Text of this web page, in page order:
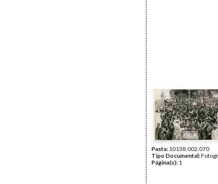
Pasta: 10138.002.070
Tipo Documental:
Página(s): 1